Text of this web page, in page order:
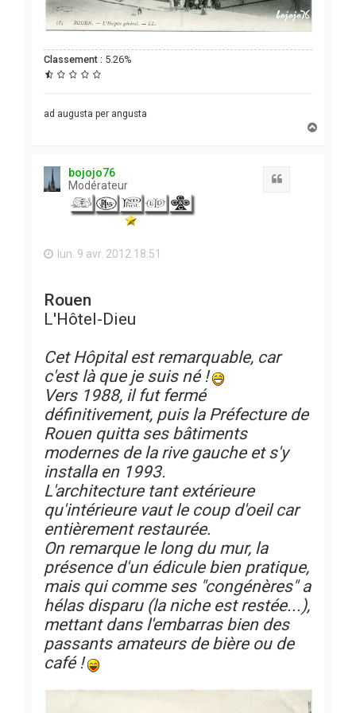
Classement : 5.26%
ad augusta per angusta
bojojo76
Modérateur
lun. 9 avr. 2012 18:51
Rouen
L'Hôtel-Dieu
Cet Hôpital est remarquable, car
c'est là que je suis né !
Vers 1988, il fut fermé
définitivement, puis la Préfecture de
Rouen quitta ses bâtiments
modernes de la rive gauche et s'y
installa en 1993.
L'architecture tant extérieure
qu'intérieure vaut le coup d'oeil car
entièrement restaurée.
On remarque le long du mur, la
présence d'un édicule bien pratique,
mais qui comme ses "congénères" a
hélas disparu (la niche est restée...),
mettant dans l'embarras bien des
passants amateurs de bière ou de
café !